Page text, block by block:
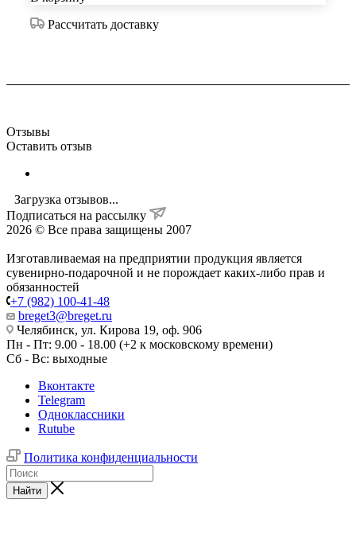
Рассчитать доставку
Отзывы
Оставить отзыв
Загрузка отзывов...
Подписаться на рассылку
2026 © Все права защищены 2007
Изготавливаемая на предприятии продукция является
сувенирно-подарочной и не порождает каких-либо прав и
обязанностей
+7 (982) 100-41-48
breget3@breget.ru
Челябинск, ул. Кирова 19, оф. 906
Пн - Пт: 9.00 - 18.00 (+2 к московскому времени)
Сб - Вс: выходные
Вконтакте
Telegram
Одноклассники
Rutube
Политика конфиденциальности
Найти